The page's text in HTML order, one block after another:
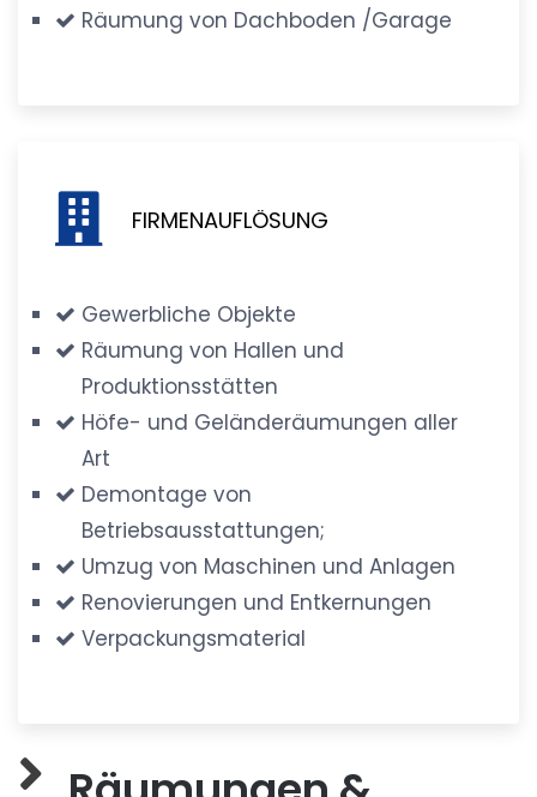
Räumung von Dachboden /Garage
FIRMENAUFLÖSUNG
Gewerbliche Objekte
Räumung von Hallen und
Produktionsstätten
Höfe- und Geländeräumungen aller
Art
Demontage von
Betriebsausstattungen;
Umzug von Maschinen und Anlagen
Renovierungen und Entkernungen
Verpackungsmaterial